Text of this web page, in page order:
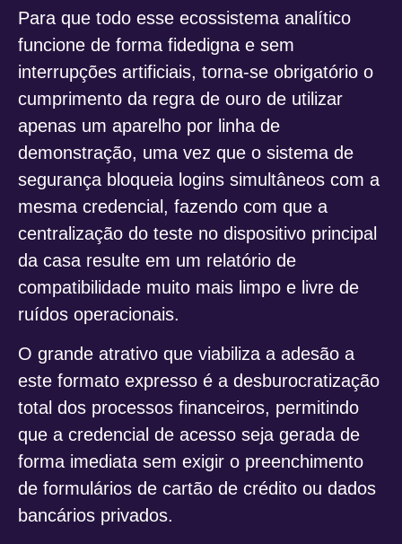
Para que todo esse ecossistema analítico
funcione de forma fidedigna e sem
interrupções artificiais, torna-se obrigatório o
cumprimento da regra de ouro de utilizar
apenas um aparelho por linha de
demonstração, uma vez que o sistema de
segurança bloqueia logins simultâneos com a
mesma credencial, fazendo com que a
centralização do teste no dispositivo principal
da casa resulte em um relatório de
compatibilidade muito mais limpo e livre de
ruídos operacionais.
O grande atrativo que viabiliza a adesão a
este formato expresso é a desburocratização
total dos processos financeiros, permitindo
que a credencial de acesso seja gerada de
forma imediata sem exigir o preenchimento
de formulários de cartão de crédito ou dados
bancários privados.